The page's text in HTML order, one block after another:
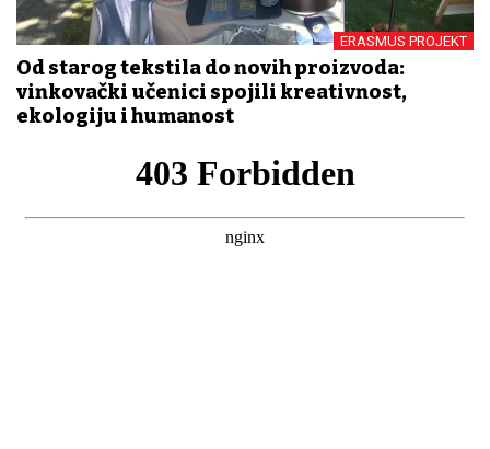
ERASMUS PROJEKT
Od starog tekstila do novih proizvoda:
vinkovački učenici spojili kreativnost,
ekologiju i humanost